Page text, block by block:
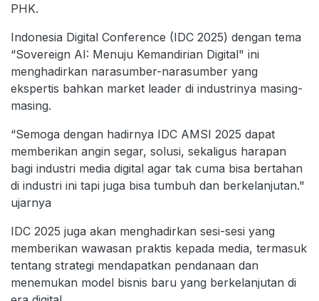
PHK.
Indonesia Digital Conference (IDC 2025) dengan tema
“Sovereign AI: Menuju Kemandirian Digital" ini
menghadirkan narasumber-narasumber yang
ekspertis bahkan market leader di industrinya masing-
masing.
“Semoga dengan hadirnya IDC AMSI 2025 dapat
memberikan angin segar, solusi, sekaligus harapan
bagi industri media digital agar tak cuma bisa bertahan
di industri ini tapi juga bisa tumbuh dan berkelanjutan."
ujarnya
IDC 2025 juga akan menghadirkan sesi-sesi yang
memberikan wawasan praktis kepada media, termasuk
tentang strategi mendapatkan pendanaan dan
menemukan model bisnis baru yang berkelanjutan di